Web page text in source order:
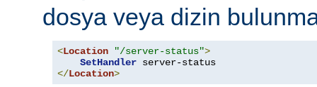
dosya veya dizin
<Location "/server-status">
SetHandler
</Location>